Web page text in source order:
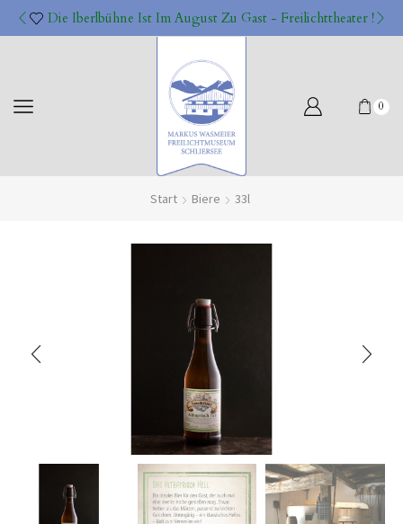
Die Iberlbühne Ist Im August Zu Gast - Freilichttheater !
0
Start Biere 33l